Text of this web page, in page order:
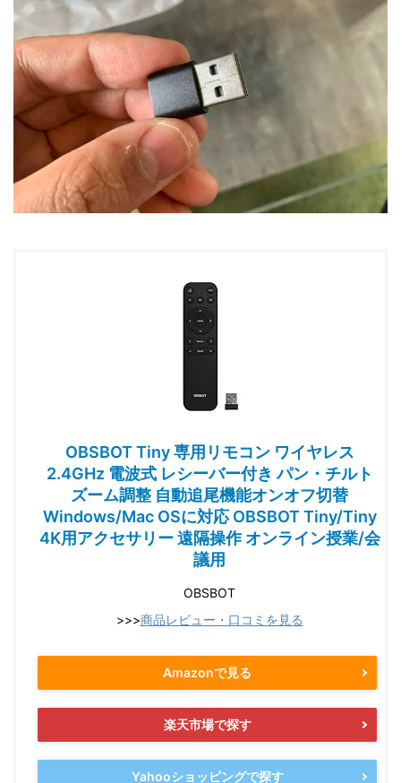
OBSBOT Tiny 専用リモコン ワイヤレス
2.4GHz 電波式 レシーバー付き パン・チルト
ズーム調整 自動追尾機能オンオフ切替
Windows/Mac OSに対応 OBSBOT Tiny/Tiny
4K用アクセサリー 遠隔操作 オンライン授業/会
議用
OBSBOT
>>>商品レビュー・口コミを見る
Amazonで見る
楽天市場で探す
Yahooショッピングで探す